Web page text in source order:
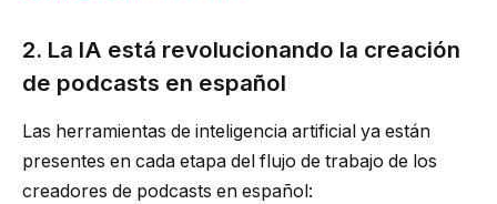
2. La IA está revolucionando la creación
de podcasts en español
Las herramientas de inteligencia artificial ya están
presentes en cada etapa del flujo de trabajo de los
creadores de podcasts en español: